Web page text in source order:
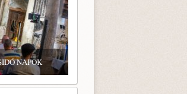
ZSIDÓ GASZTRONÓMIAI
TALÁLKOZÓ A BONYHÁDI
ZSINAGÓGÁBAN